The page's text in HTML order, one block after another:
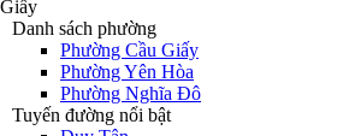
Danh sách phường
Phường Cầu Giấy
Phường Yên Hòa
Phường Nghĩa Đô
Tuyến đường nổi bật